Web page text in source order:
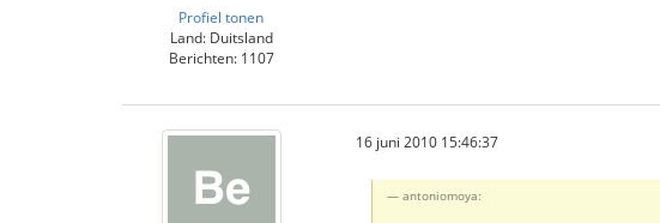
Profiel tonen
Land: Duitsland
Berichten: 1107
16 juni 2010 15:46:37
antoniomoya: